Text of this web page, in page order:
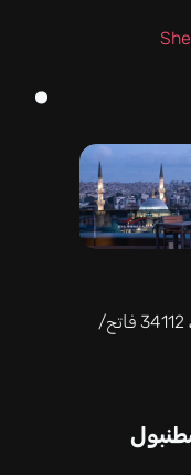
حبيار، شارع هوشهانı رقم: 10، 34112 فاتح/